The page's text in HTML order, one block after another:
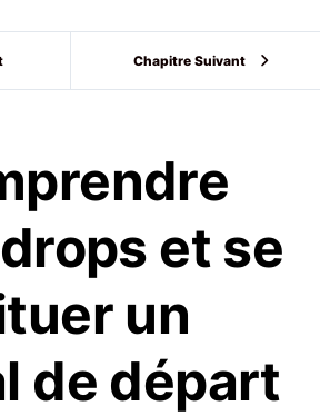
Chapitre Suivant
et se
un
de départ